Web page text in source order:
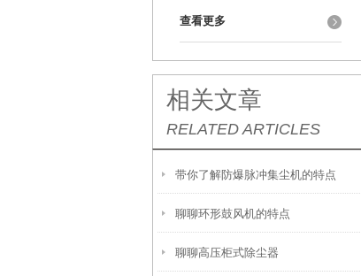
查看更多
相关文章
RELATED ARTICLES
带你了解防爆脉冲集尘机的特点
聊聊环形鼓风机的特点
聊聊高压柜式除尘器